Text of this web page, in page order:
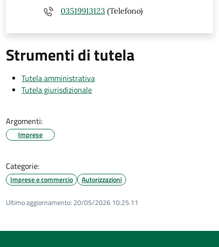
03519913123 (Telefono)
Strumenti di tutela
Tutela amministrativa
Tutela giurisdizionale
Argomenti:
Imprese
Categorie:
Imprese e commercio Autorizzazioni
Ultimo aggiornamento: 20/05/2026 10:25.11